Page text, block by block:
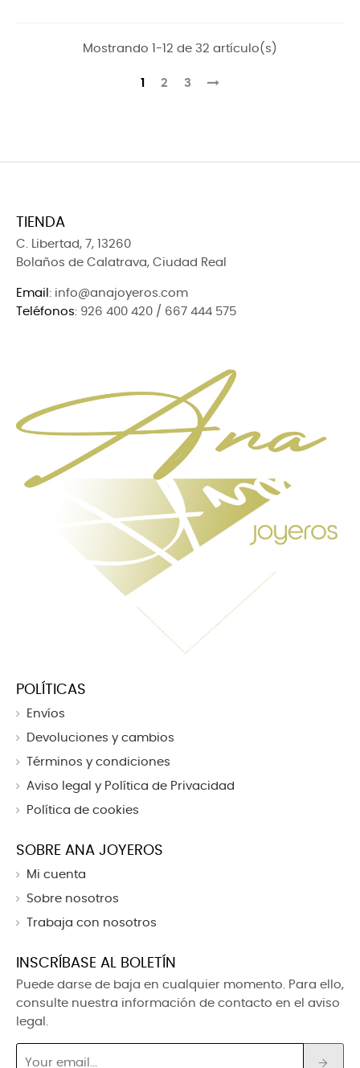
Mostrando 1-12 de 32 artículo(s)
1 2 3
TIENDA
C. Libertad, 7, 13260
Bolaños de Calatrava, Ciudad Real
Email : info@anajoyeros.com
Teléfonos: 926 400 420 / 667 444 575
POLÍTICAS
Envíos
Devoluciones y cambios
Términos y condiciones
Aviso legal y Política de Privacidad
Política de cookies
SOBRE ANA JOYEROS
Mi cuenta
Sobre nosotros
Trabaja con nosotros
INSCRÍBASE AL BOLETÍN
Puede darse de baja en cualquier momento. Para ello,
consulte nuestra información de contacto en el aviso
legal.